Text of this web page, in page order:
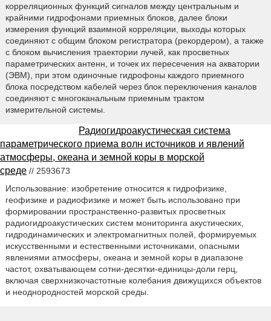
корреляционных функций сигналов между центральным и
крайними гидрофонами приемных блоков, далее блоки
измерения функций взаимной корреляции, выходы которых
соединяют с общим блоком регистратора (рекордером), а также
с блоком вычисления траектории лучей, как просветных
параметрических антенн, и точек их пересечения на акватории
(ЭВМ), при этом одиночные гидрофоны каждого приемного
блока посредством кабелей через блок переключения каналов
соединяют с многоканальным приемным трактом
измерительной системы.
Радиогидроакустическая система
параметрического приема волн источников и явлений
атмосферы, океана и земной коры в морской
среде // 2593673
Использование: изобретение относится к гидрофизике,
геофизике и радиофизике и может быть использовано при
формировании пространственно-развитых просветных
радиогидроакустических систем мониторинга акустических,
гидродинамических и электромагнитных полей, формируемых
искусственными и естественными источниками, опасными
явлениями атмосферы, океана и земной коры в диапазоне
частот, охватывающем сотни-десятки-единицы-доли герц,
включая сверхнизкочастотные колебания движущихся объектов
и неоднородностей морской среды.